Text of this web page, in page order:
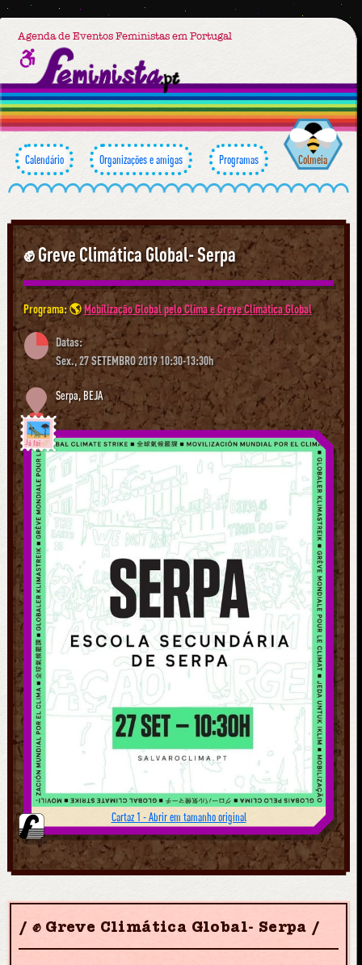
Agenda de Eventos Feministas em Portugal
Calendário Organizações e amigas Programas Colmeia
✊ Greve Climática Global- Serpa
Programa: 🌎Mobilização Global pelo Clima e Greve Climática Global
Datas:
Sex., 27 SETEMBRO 2019 10:30-13:30h
Serpa, BEJA
Já foi
Cartaz 1 - Abrir em tamanho original
✊ Greve Climática Global- Serpa